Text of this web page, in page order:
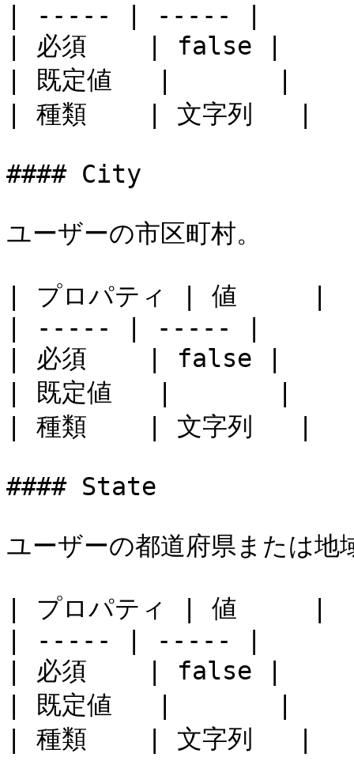
| ----- | ----- |
| 必須    | false |
| 既定値   |       |
| 種類    | 文字列   |
#### City
ユーザーの市区町村。
| プロパティ | 値     |
| ----- | ----- |
| 必須    | false |
| 既定値   |       |
| 種類    | 文字列   |
#### State
ユーザーの都道府県または地
| プロパティ | 値     |
| ----- | ----- |
| 必須    | false |
| 既定値   |       |
| 種類    | 文字列   |